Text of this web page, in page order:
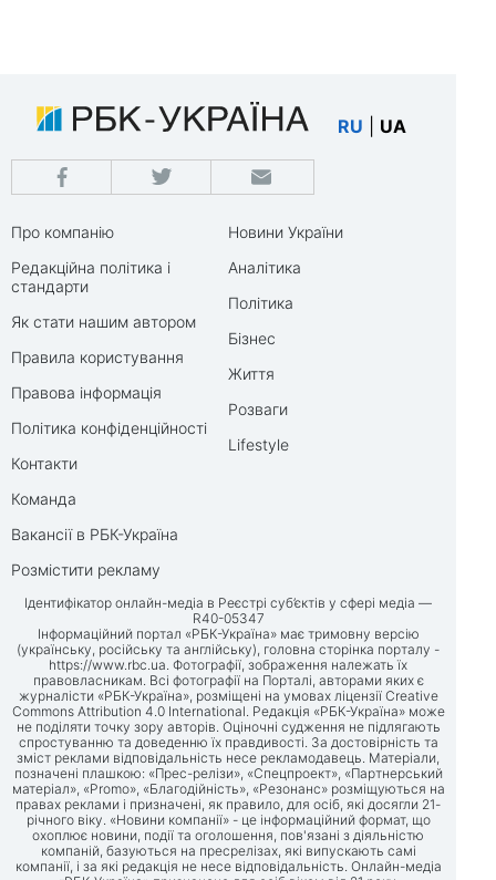
RU UA
Про компанію
Редакційна політика і
стандарти
Як стати нашим автором
Правила користування
Правова інформація
Політика конфіденційності
Контакти
Команда
Вакансії в РБК-Україна
Розмістити рекламу
Новини України
Аналітика
Політика
Бізнес
Життя
Розваги
Lifestyle
Ідентифікатор онлайн-медіа в Реєстрі суб’єктів у сфері медіа —
R40-05347
Інформаційний портал «РБК-Україна» має тримовну версію
(українську, російську та англійську), головна сторінка порталу -
https://www.rbc.ua . Фотографії, зображення належать їх
правовласникам. Всі фотографії на Порталі, авторами яких є
журналісти «РБК-Україна», розміщені на умовах ліцензії Creative
Commons Attribution 4.0 International. Редакція «РБК-Україна» може
не поділяти точку зору авторів. Оціночні судження не підлягають
спростуванню та доведенню їх правдивості. За достовірність та
зміст реклами відповідальність несе рекламодавець. Матеріали,
позначені плашкою: «Прес-релізи», «Спецпроект», «Партнерський
матеріал», «Promo», «Благодійність», «Резонанс» розміщуються на
правах реклами і призначені, як правило, для осіб, які досягли 21-
річного віку. «Новини компанії» - це інформаційний формат, що
охоплює новини, події та оголошення, пов'язані з діяльністю
компаній, базуються на пресрелізах, які випускають самі
компанії, і за які редакція не несе відповідальність. Онлайн-медіа